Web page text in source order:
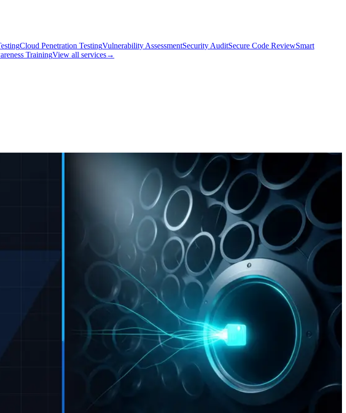
Cloud Penetration TestingVulnerability AssessmentSecurity AuditSecure Code ReviewSmart
TrainingView all services→